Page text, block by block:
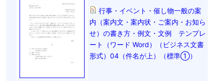
行事・イベント・催し物一般の案
内（案内文・案内状・ご案内・お知ら
せ）の書き方・例文・文例 テンプレ
ート（ワード Word）（ビジネス文書
形式）04（件名が上）（標準①）